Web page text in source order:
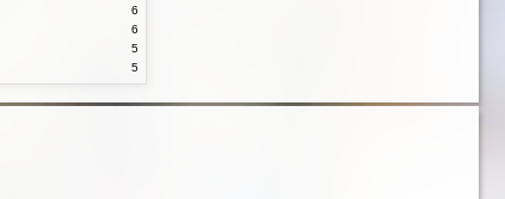
6
6
5
5